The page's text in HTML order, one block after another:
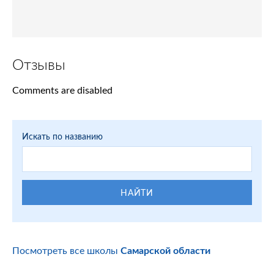
Отзывы
Comments are disabled
Искать по названию
НАЙТИ
Посмотреть все школы Самарской области